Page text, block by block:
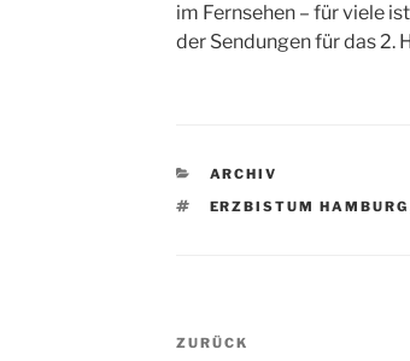
im Fernsehen – für viele
der Sendungen für das 2.
KATEGORIEN
ARCHIV
SCHLAGWÖRTER
ERZBISTUM HAMBURG
Vorheriger
ZURÜCK